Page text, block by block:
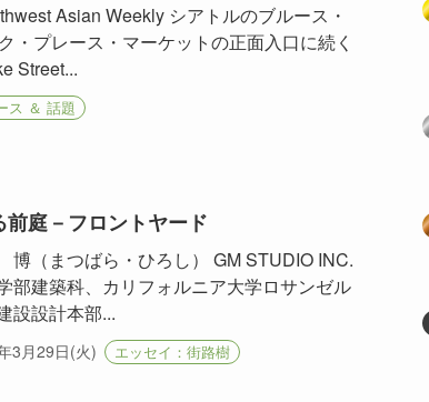
Asian Weekly シアトルのブルース・
・プレース・マーケットの正面入口に続く
Street...
ス ＆ 話題
庭－フロントヤード
（まつばら・ひろし） GM STUDIO INC.
部建築科、カリフォルニア大学ロサンゼル
設設計本部...
3月29日(火) エッセイ：街路樹